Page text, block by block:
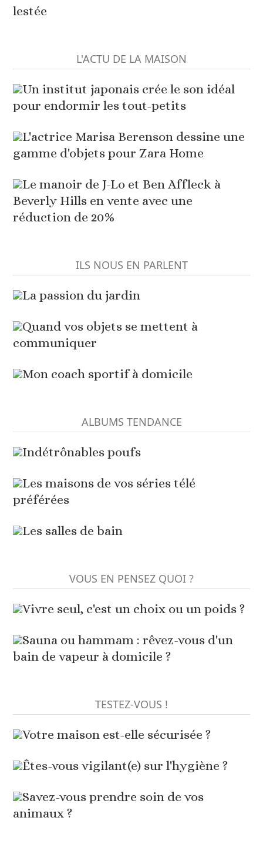
lestée
L'ACTU DE LA MAISON
Un institut japonais crée le son idéal
pour endormir les tout-petits
L'actrice Marisa Berenson dessine une
gamme d'objets pour Zara Home
Le manoir de J-Lo et Ben Affleck à
Beverly Hills en vente avec une
réduction de 20%
ILS NOUS EN PARLENT
La passion du jardin
Quand vos objets se mettent à
communiquer
Mon coach sportif à domicile
ALBUMS TENDANCE
Indétrônables poufs
Les maisons de vos séries télé
préférées
Les salles de bain
VOUS EN PENSEZ QUOI ?
Vivre seul, c'est un choix ou un poids ?
Sauna ou hammam : rêvez-vous d'un
bain de vapeur à domicile ?
TESTEZ-VOUS !
Votre maison est-elle sécurisée ?
Êtes-vous vigilant(e) sur l'hygiène ?
Savez-vous prendre soin de vos
animaux ?